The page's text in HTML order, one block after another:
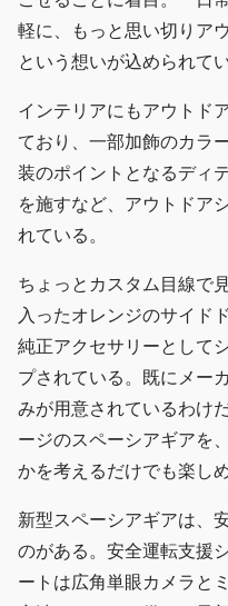
軽に、もっと思い切りア
という想いが込められて
インテリアにもアウトド
ており、一部加飾のカラ
装のポイントとなるディ
を施すなど、アウトドア
れている。
ちょっとカスタム目線で
入ったオレンジのサイド
純正アクセサリーとして
プされている。既にメー
みが用意されているわけ
ージのスペーシアギアを
かを考えるだけでも楽し
新型スペーシアギアは、
のがある。安全運転支援
ートは広角単眼カメラと